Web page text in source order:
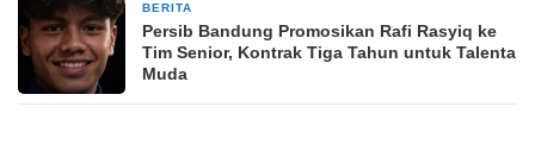
BERITA
Persib Bandung Promosikan Rafi Rasyiq ke
Tim Senior, Kontrak Tiga Tahun untuk Talenta
Muda